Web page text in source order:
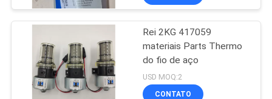
POLÍTICA
PRIVACIDADE
Peças da
refrigeração do
portador
104
Rei 2KG 417059
materiais Parts Thermo
do fio de aço
USD MOQ:2
CONTATO